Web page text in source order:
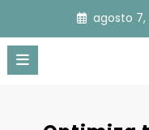
contenido
agosto 7,